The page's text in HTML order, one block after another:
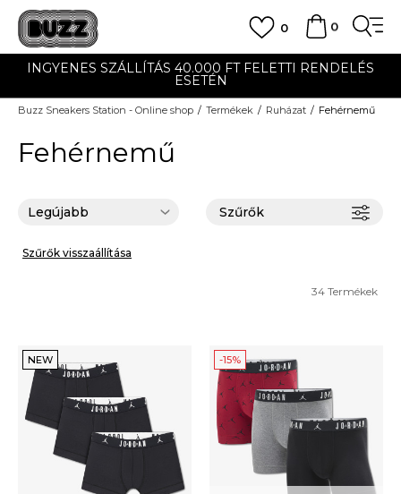
0
0
FT FELETTI RENDELÉS UTÁNVÉTES ÉS
Buzz Sneakers Station - Online shop Termékek Ruházat Fehérnemű
Fehérnemű
Szűrők
Szűrők visszaállítása
34 Termékek
NEW -15%